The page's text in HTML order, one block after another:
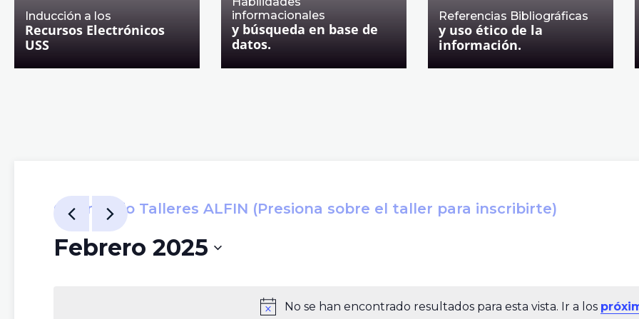
Inducción a los
Recursos Electrónicos
USS
informacionales
y búsqueda en base de
datos.
Referencias Bibliográficas
y uso ético de la
información.
Calendario Talleres ALFIN (Presiona sobre el taller para inscribirte)
No se han encontrado resultados para esta vista. Ir a los
Febrero 2025